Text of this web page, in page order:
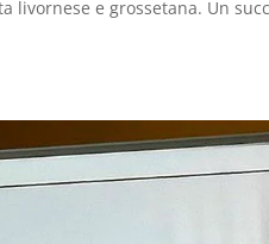
e grossetana. Un